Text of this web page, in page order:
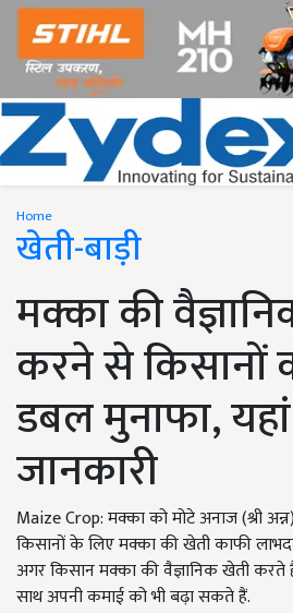
Home
खेती-बाड़ी
मक्का की
करने से किसानों
डबल मुनाफा,
जानकारी
Maize Crop: मक्का को मोटे अनाज (श्री
किसानों के लिए मक्का की खेती काफी
अगर किसान मक्का की वैज्ञानिक खेती करते
साथ अपनी कमाई को भी बढ़ा सकते हैं.